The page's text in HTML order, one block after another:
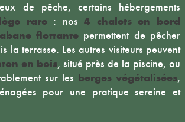
de pêche, certains hébergements
rare: nos4 chalets en bord
flottante permettent de pêcher
la terrasse. Les autres visiteurs peuvent
en bois, situé près de la piscine, ou
sur les berges végétalisées,
pour une pratique sereine et